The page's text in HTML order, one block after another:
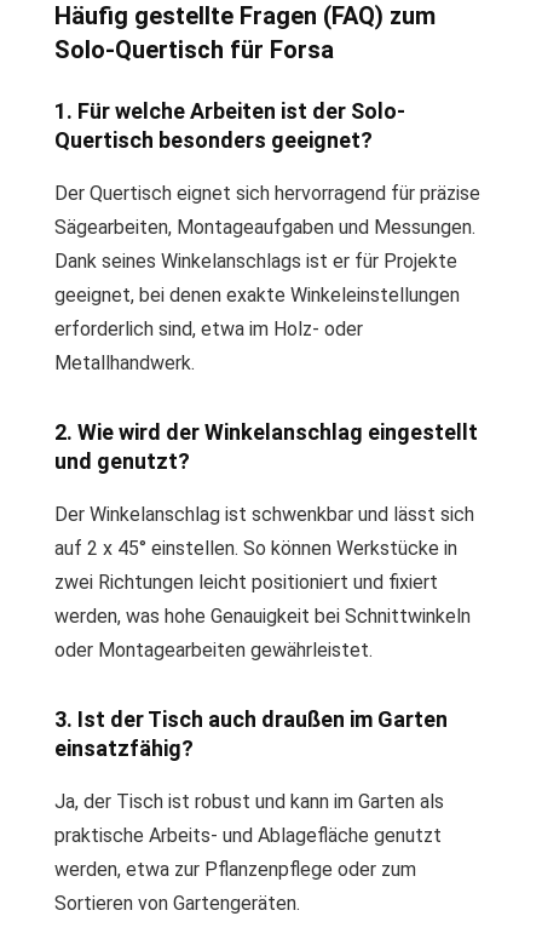
Häufig gestellte Fragen (FAQ) zum
Solo-Quertisch für Forsa
1. Für welche Arbeiten ist der Solo-
Quertisch besonders geeignet?
Der Quertisch eignet sich hervorragend für präzise
Sägearbeiten, Montageaufgaben und Messungen.
Dank seines Winkelanschlags ist er für Projekte
geeignet, bei denen exakte Winkeleinstellungen
erforderlich sind, etwa im Holz- oder
Metallhandwerk.
2. Wie wird der Winkelanschlag eingestellt
und genutzt?
Der Winkelanschlag ist schwenkbar und lässt sich
auf 2 x 45° einstellen. So können Werkstücke in
zwei Richtungen leicht positioniert und fixiert
werden, was hohe Genauigkeit bei Schnittwinkeln
oder Montagearbeiten gewährleistet.
3. Ist der Tisch auch draußen im Garten
einsatzfähig?
Ja, der Tisch ist robust und kann im Garten als
praktische Arbeits- und Ablagefläche genutzt
werden, etwa zur Pflanzenpflege oder zum
Sortieren von Gartengeräten.